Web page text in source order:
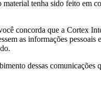
material tenha sido feito em
concorda que a Cortex
as informações pessoais
dessas comunicações